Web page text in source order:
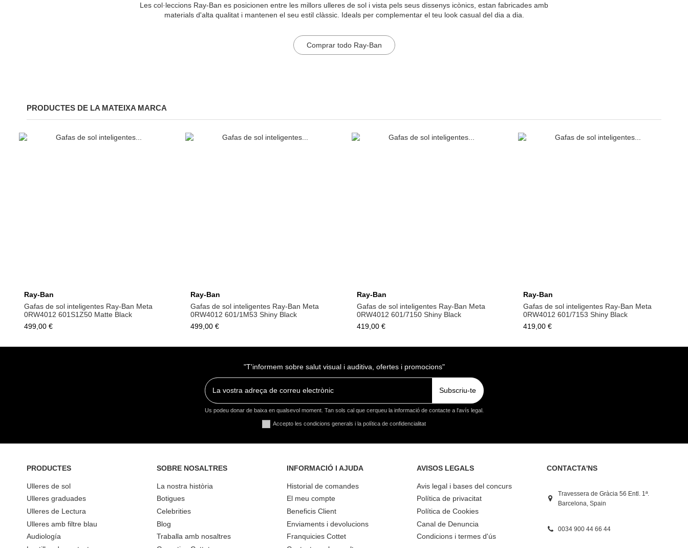
Les col·leccions Ray-Ban es posicionen entre les millors ulleres de sol i vista pels seus dissenys icònics, estan fabricades amb
materials d'alta qualitat i mantenen el seu estil clàssic. Ideals per complementar el teu look casual del dia a dia.
Comprar todo Ray-Ban
PRODUCTES DE LA MATEIXA MARCA
Ray-Ban
Gafas de sol inteligentes Ray-Ban Meta
0RW4012 601S1Z50 Matte Black
499,00 €
Ray-Ban
Gafas de sol inteligentes Ray-Ban Meta
0RW4012 601/1M53 Shiny Black
499,00 €
Ray-Ban
Gafas de sol inteligentes Ray-Ban Meta
0RW4012 601/7150 Shiny Black
419,00 €
Ray-Ban
Gafas de sol inteligentes Ray-Ban Meta
0RW4012 601/7153 Shiny Black
419,00 €
"T'informem sobre salut visual i auditiva, ofertes i promocions"
Subscriu-te
Us podeu donar de baixa en qualsevol moment. Tan sols cal que cerqueu la informació de contacte a l'avís legal.
Accepto les condicions generals i la política de confidencialitat
PRODUCTES
Ulleres de sol
Ulleres graduades
Ulleres de Lectura
Ulleres amb filtre blau
Audiología
SOBRE NOSALTRES
La nostra història
Botigues
Celebrities
Blog
Traballa amb nosaltres
INFORMACIÓ I AJUDA
Historial de comandes
El meu compte
Beneficis Client
Enviaments i devolucions
Franquicies Cottet
AVISOS LEGALS
Avis legal i bases del concurs
Política de privacitat
Política de Cookies
Canal de Denuncia
Condicions i termes d'ús
CONTACTA'NS
Travessera de Gràcia 56 Entl. 1ª.
Barcelona, Spain
0034 900 44 66 44